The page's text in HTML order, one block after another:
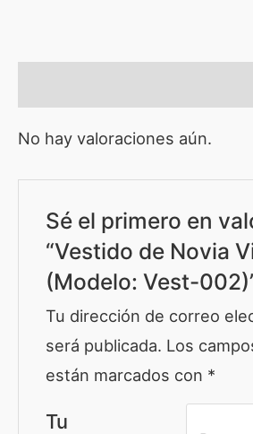
No hay valoraciones aún.
Sé el primero en
“Vestido de Novia
(Modelo: Vest-
Tu dirección de correo
será publicada. Los
están marcados con *
Tu